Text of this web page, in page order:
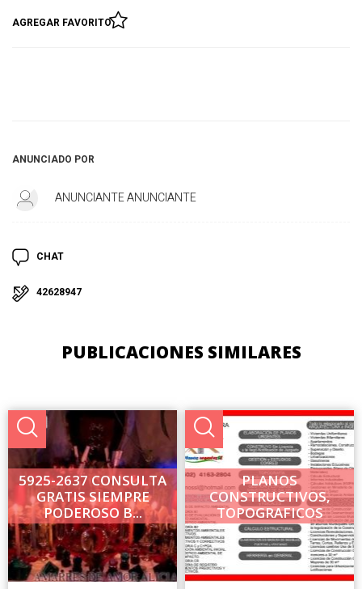
AGREGAR FAVORITO
ANUNCIADO POR
ANUNCIANTE ANUNCIANTE
CHAT
42628947
PUBLICACIONES SIMILARES
5925-2637 CONSULTA
GRATIS SIEMPRE
PODEROSO B...
PLANOS
CONSTRUCTIVOS,
TOPOGRAFICOS
LICENCIAS...